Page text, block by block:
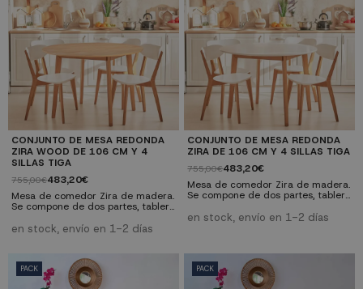
CONJUNTO DE MESA REDONDA
ZIRA WOOD DE 106 CM Y 4
SILLAS TIGA
755,00€483,20€
Mesa de comedor Zira de madera.
Se compone de dos partes, tablero
blanco y patas color natural. Silla
Tiga de comedor de madera estilo
color claro con el blanco del
respaldo y asiento. ¡Pack mesa y
sillas de comedor gran calidad!
en stock, envío en 1-2 días
CONJUNTO DE MESA REDONDA
ZIRA DE 106 CM Y 4 SILLAS TIGA
755,00€483,20€
Mesa de comedor Zira de madera.
Se compone de dos partes, tablero
blanco y patas color natural. Silla
Tiga de comedor de madera estilo
respaldo y asiento. ¡Conjunto
de mesa y sillas de comedor gran
calidad!
en stock, envío en 1-2 días
PACK PACK